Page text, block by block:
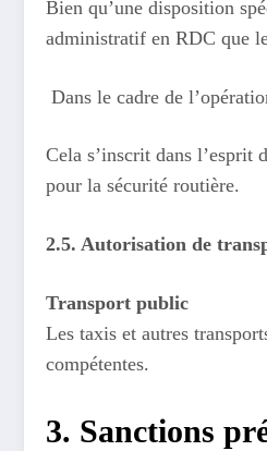
Bien qu’une disposition
administratif en RDC que
Dans le cadre de
Cela s’inscrit dans l’esprit
pour la sécurité routière.
2.5. Autorisation de
Transport public
Les taxis et autres
compétentes.
3. Sanctions